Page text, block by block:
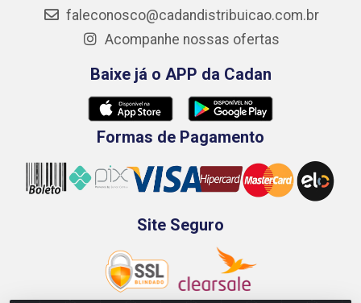
faleconosco@cadandistribuicao.com.br
Acompanhe nossas ofertas
Baixe já o APP da Cadan
Formas de Pagamento
Site Seguro